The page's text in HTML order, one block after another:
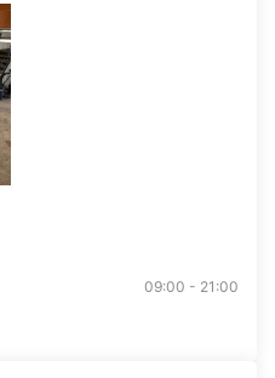
09:00 - 21:00